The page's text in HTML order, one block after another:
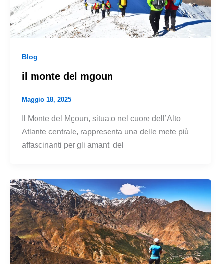
Blog
il monte del mgoun
Maggio 18, 2025
Il Monte del Mgoun, situato nel cuore dell’Alto
Atlante centrale, rappresenta una delle mete più
affascinanti per gli amanti del